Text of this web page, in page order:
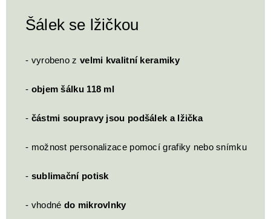
Šálek se lžičkou
- vyrobeno z velmi kvalitní keramiky
- objem šálku 118 ml
- částmi soupravy jsou podšálek a lžička
- možnost personalizace pomocí grafiky nebo snímku
- sublimační potisk
- vhodné do mikrovlnky